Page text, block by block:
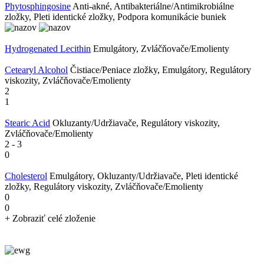
Phytosphingosine Anti-akné, Antibakteriálne/Antimikrobiálne
zložky, Pleti identické zložky, Podpora komunikácie buniek
Hydrogenated Lecithin Emulgátory, Zvláčňovače/Emolienty
Cetearyl Alcohol Čistiace/Peniace zložky, Emulgátory, Regulátory
viskozity, Zvláčňovače/Emolienty
2
1
Stearic Acid Okluzanty/Udržiavače, Regulátory viskozity,
Zvláčňovače/Emolienty
2 - 3
0
Cholesterol Emulgátory, Okluzanty/Udržiavače, Pleti identické
zložky, Regulátory viskozity, Zvláčňovače/Emolienty
0
0
+ Zobraziť celé zloženie